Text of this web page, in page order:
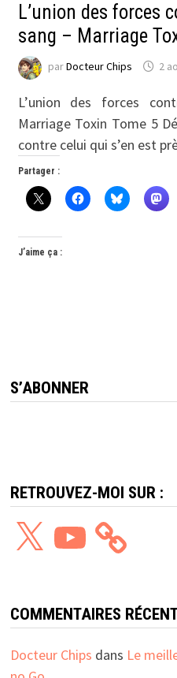
L’union des forces
sang – Marriage
parDocteur Chips 2
L’union des forces
Marriage Toxin Tome 5
contre celui qui s’en est
Partager :
J’aime ça :
S’ABONNER
RETROUVEZ-MOI SUR :
YouTube
COMMENTAIRES
Docteur Chips dans Le